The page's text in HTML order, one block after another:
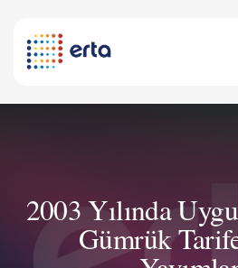
2003 Yılında
Gümrük